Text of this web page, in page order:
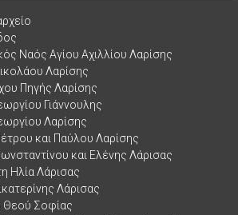
Ναός Αγίου Αχιλλίου Λαρίσης
Λαρίσης
Πηγής Λαρίσης
Γιάννουλης
Λαρίσης
και Παύλου Λαρίσης
και Ελένης Λάρισας
Ηλία Λάρισας
Λάρισας
Θεού Σοφίας